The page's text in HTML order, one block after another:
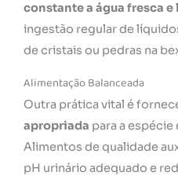
constante a água fresca e
ingestão regular de
de cristais ou pedras na
Alimentação Balanceada
Outra prática vital é
apropriada para a espécie
Alimentos de qualidade
pH urinário adequado e